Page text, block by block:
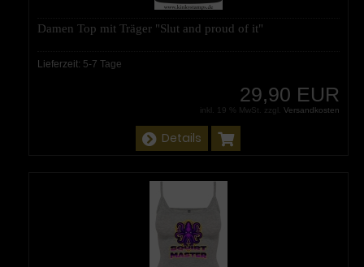
Damen Top mit Träger "Slut and proud of it"
Lieferzeit: 5-7 Tage
29,90 EUR
inkl. 19 % MwSt. zzgl. Versandkosten
Details